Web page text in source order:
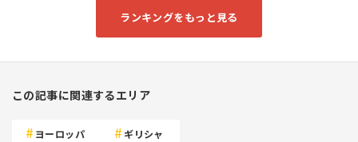
ランキングをもっと見る
この記事に関連するエリア
ヨーロッパ ギリシャ